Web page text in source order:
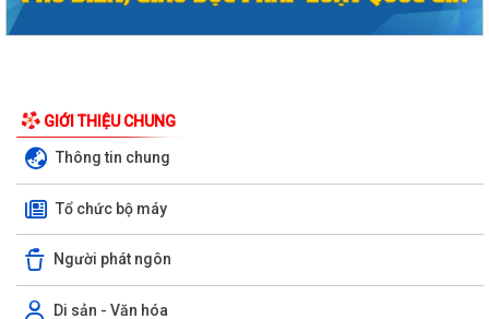
GIỚI THIỆU CHUNG
Thông tin chung
Tổ chức bộ máy
Người phát ngôn
Di sản - Văn hóa